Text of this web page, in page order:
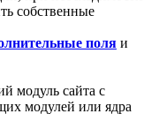
собственные
поля и
модуль сайта с
модулей или ядра